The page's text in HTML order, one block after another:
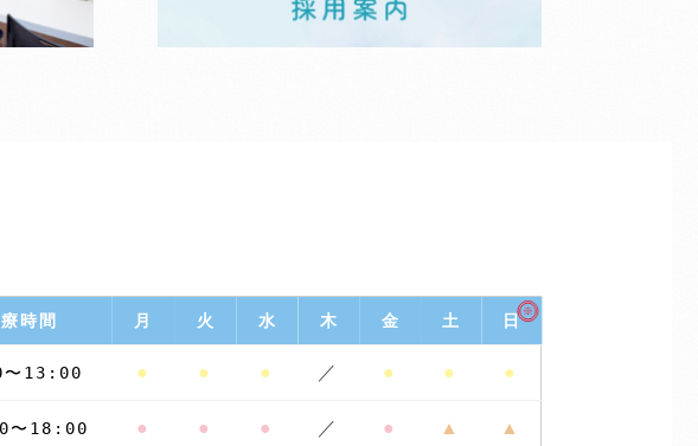
時間 月 火 水 木 金 土 日
※
13:00 ● ● ● ／ ● ● ●
〜18:00 ● ● ● ／ ● ▲ ▲